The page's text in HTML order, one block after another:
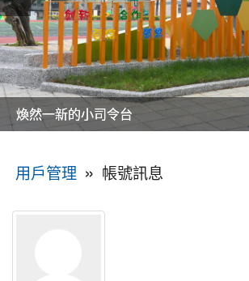
美麗的操場是我們活力的來源
美麗的操場是我們活力的來源
煥然一新的小司令台
煥然一新的小司令台
富含桃園埤塘田園風光意象的中廊
富含桃園埤塘田園風光意象的中廊
嶄新的中庭廣場
嶄新的中庭廣場
水生池生生不息
水生池生生不息
用戶管理 » 帳號訊息